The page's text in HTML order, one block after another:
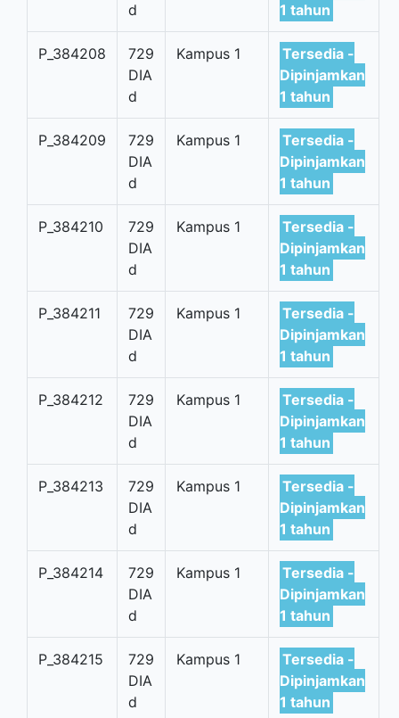
d
1 tahun
P_384208
729
DIA
d
Kampus 1
Tersedia -
Dipinjamkan
1 tahun
P_384209
729
DIA
d
Kampus 1
Tersedia -
Dipinjamkan
1 tahun
P_384210
729
DIA
d
Kampus 1
Tersedia -
Dipinjamkan
1 tahun
P_384211
729
DIA
d
Kampus 1
Tersedia -
Dipinjamkan
1 tahun
P_384212
729
DIA
d
Kampus 1
Tersedia -
Dipinjamkan
1 tahun
P_384213
729
DIA
d
Kampus 1
Tersedia -
Dipinjamkan
1 tahun
P_384214
729
DIA
d
Kampus 1
Tersedia -
Dipinjamkan
1 tahun
P_384215
729
DIA
d
Kampus 1
Tersedia -
Dipinjamkan
1 tahun